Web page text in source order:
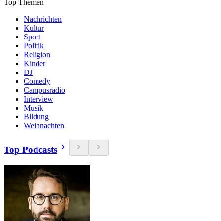
Top Themen
Nachrichten
Kultur
Sport
Politik
Religion
Kinder
DJ
Comedy
Campusradio
Interview
Musik
Bildung
Weihnachten
Top Podcasts